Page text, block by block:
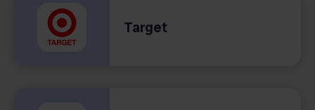
Target